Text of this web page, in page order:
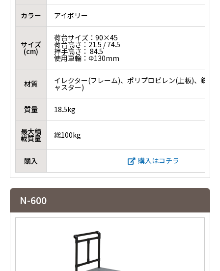
カラー アイボリー
サイズ
(cm)
荷台サイズ：90×45
荷台高さ：21.5 / 74.5
押手高さ： 84.5
使用車輪：Φ130mm
材質 イレクター(フレーム)、ポリプロピレン(上板)、鉄＋
ャスター)
質量 18.5kg
最大積
載質量 総100kg
購入 購入はコチラ
N-600